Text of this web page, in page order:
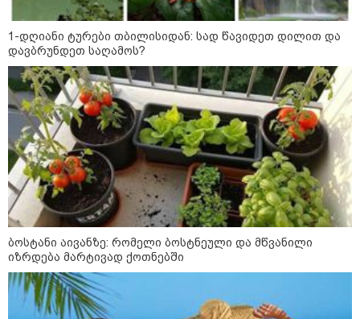
რა მანძილზე აფიქსირებს კამერა
გზებზე მანქანის სიჩქარეს -
მითები ფოტორადარებზე
სამხედრო
1-დღიანი ტურები თბილისიდან: სად წავიდეთ დილით და
დავბრუნდეთ საღამოს?
ბოსტანი აივანზე: რომელი ბოსტნეული და მწვანილი
იზრდება მარტივად ქოთნებში